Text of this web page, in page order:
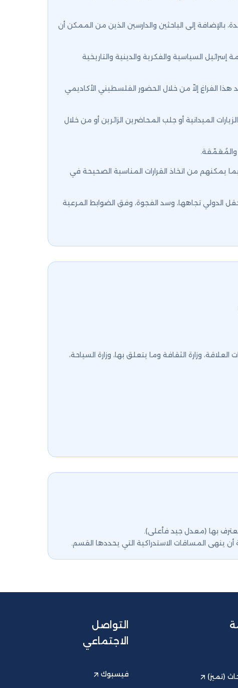
إلى الباحثين والدارسين الذين من الممكن أن
السياسية والفكرية والدينية والتاريخية
الفراغ إلاّ من خلال الحضور الفلسطيني الأكاديمي
الميدانية أو جلب المحاضرين الزائرين أو من خلال
والمُعَمّقة.
يمكنهم من اتخاذ القرارات المناسبة الصحيحة في
الدولي تجاهها، وسد الفجوة، وفق الضوابط المرعية
وزارة الثقافة وما يتعلق بها، وزارة السياحة،
بها (معدل جيد فأعلى).
المساقات الاستدراكية التي يحددها القسم.
(تميز)
التواصل
الاجتماعي
فيسبوك